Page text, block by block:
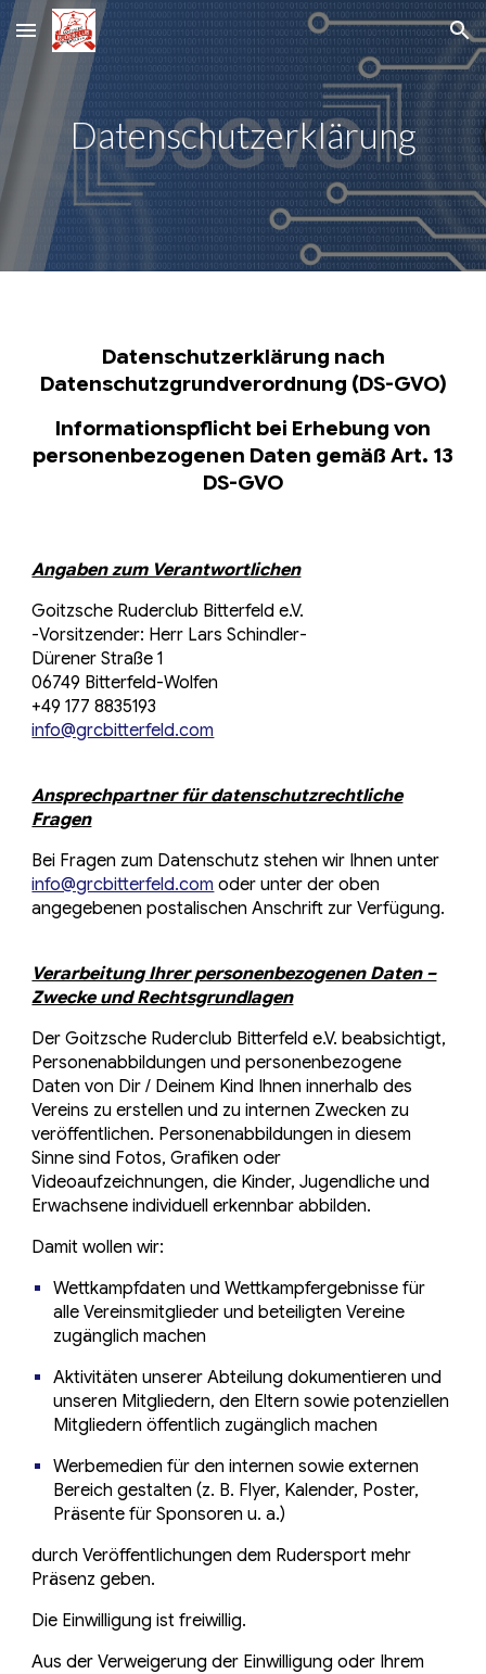
Skip to main content Skip to navigation
Datenschutzerklärung
Datenschutzerklärung nach
Datenschutzgrundverordnung (DS-GVO)
Informationspflicht bei Erhebung von
personenbezogenen Daten gemäß Art. 13
DS­-GVO
Angaben zum Verantwortlichen
Goitzsche Ruderclub Bitterfeld e.V.
-Vorsitzender: Herr Lars Schindler-
Dürener Straße 1
06749 Bitterfeld-Wolfen
+49 177 8835193
info@grcbitterfeld.com
Ansprechpartner für datenschutzrechtliche
Fragen
Bei Fragen zum Datenschutz stehen wir Ihnen unter
info@grcbitterfeld.com oder unter der oben
angegebenen postalischen Anschrift zur Verfügung.
Verarbeitung Ihrer personenbezogenen Daten –
Zwecke und Rechtsgrundlagen
Der Goitzsche Ruderclub Bitterfeld e.V. beabsichtigt,
Personenabbildungen und personenbezogene
Daten von Dir / Deinem Kind Ihnen innerhalb des
Vereins zu erstellen und zu internen Zwecken zu
veröffentlichen. Personenabbildungen in diesem
Sinne sind Fotos, Grafiken oder
Videoaufzeichnungen, die Kinder, Jugendliche und
Erwachsene individuell erkennbar abbilden.
Damit wollen wir:
Wettkampfdaten und Wettkampfergebnisse für
alle Vereinsmitglieder und beteiligten Vereine
zugänglich machen
Aktivitäten unserer Abteilung dokumentieren und
unseren Mitgliedern, den Eltern sowie potenziellen
Mitgliedern öffentlich zugänglich machen
Werbemedien für den internen sowie externen
Bereich gestalten (z. B. Flyer, Kalender, Poster,
Präsente für Sponsoren u. a.)
durch Veröffentlichungen dem Rudersport mehr
Präsenz geben.
Die Einwilligung ist freiwillig.
Aus der Verweigerung der Einwilligung oder Ihrem